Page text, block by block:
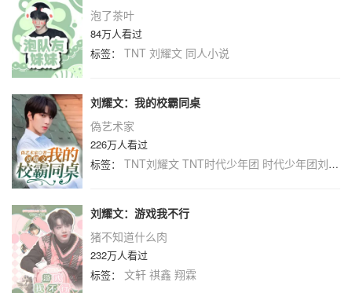
泡了茶叶
84万人看过
标签： TNT 刘耀文 同人小说
刘耀文：我的校霸同桌
偽艺术家
226万人看过
标签： TNT刘耀文 TNT时代少年团 时代少年团刘耀文
刘耀文：游戏我不行
猪不知道什么肉
232万人看过
标签： 文轩 祺鑫 翔霖